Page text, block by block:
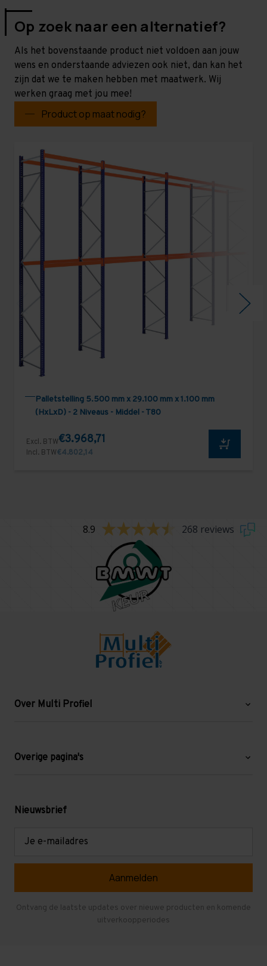
Op zoek naar een alternatief?
Als het bovenstaande product niet voldoen aan jouw
wens en onderstaande adviezen ook niet, dan kan het
zijn dat we te maken hebben met maatwerk. Wij
werken graag met jou mee!
Product op maat nodig?
Palletstelling 5.500 mm x 29.100 mm x 1.100 mm
(HxLxD) - 2 Niveaus - Middel - T80
Excl. BTW€3.968,71
Incl. BTW€4.802,14
8.9 268 reviews
Over Multi Profiel
Blog
Levering en afhalen
Overige pagina's
Mezzanine
Gebruikte entresolvloeren
Nieuwsbrief
Ontvang de laatste updates over nieuwe producten en komende
uitverkoopperiodes